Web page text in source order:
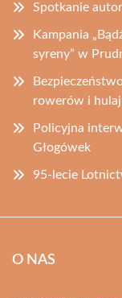
Spotkanie
Kampania
syreny” w
rowerów i
Policyjna
Głogówek
95-lecie
O NAS